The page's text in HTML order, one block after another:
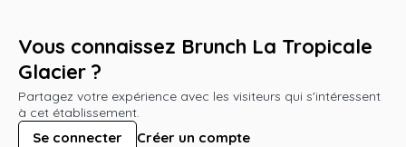
Vous connaissez Brunch La Tropicale
Glacier ?
Partagez votre expérience avec les visiteurs qui s'intéressent
à cet établissement.
Se connecter Créer un compte